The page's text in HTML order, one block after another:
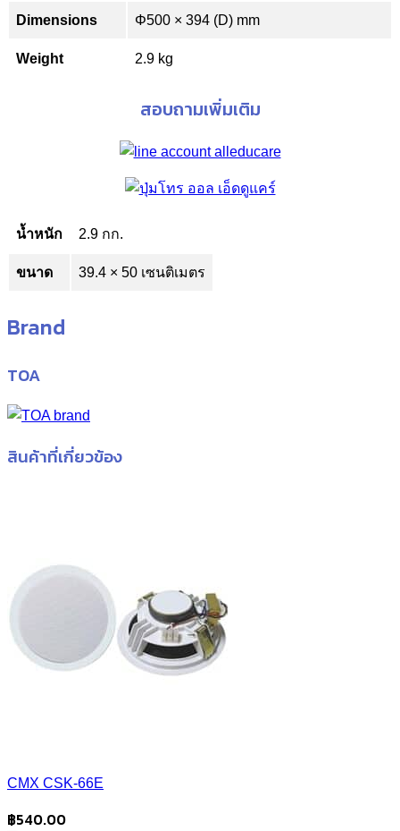
Dimensions Φ500 × 394 (D) mm
Weight 2.9 kg
สอบถามเพิ่มเติม
น้ำหนัก 2.9 กก.
ขนาด 39.4 × 50 เซนติเมตร
Brand
TOA
สินค้าที่เกี่ยวข้อง
CMX CSK-66E
฿540.00